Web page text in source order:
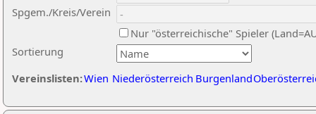
Sortierung
Spgem./Kreis/Verein
Nur "österreichische" Spieler
Vereinslisten:Wien Niederösterreich Burgenland